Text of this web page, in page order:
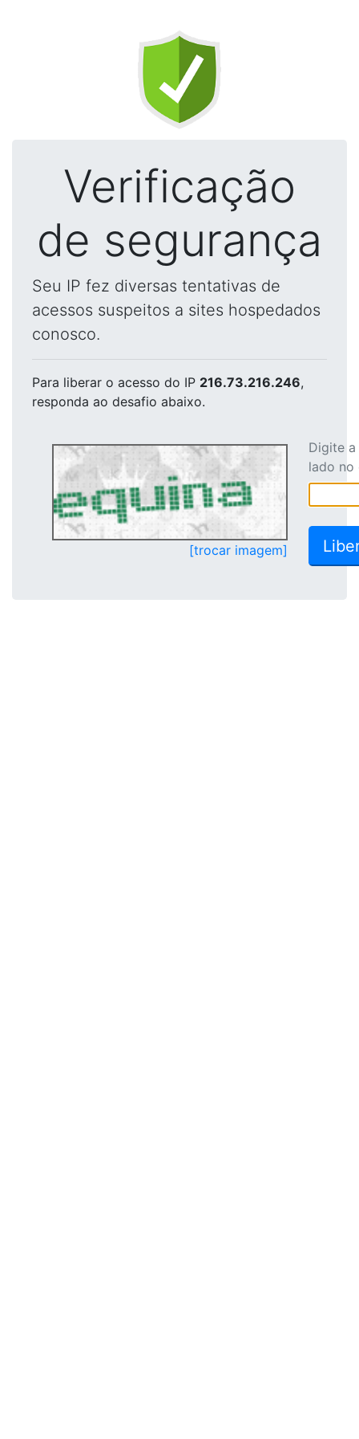
Verificação
de segurança
Seu IP fez diversas tentativas de
acessos suspeitos a sites hospedados
conosco.
Para liberar o acesso do IP 216.73.216.246,
responda ao desafio abaixo.
[trocar imagem]
Digite
lado no